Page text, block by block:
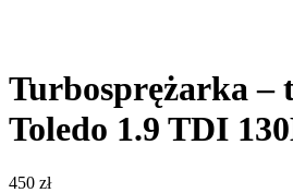
Turbosprężarka –
Toledo 1.9 TDI
450 zł